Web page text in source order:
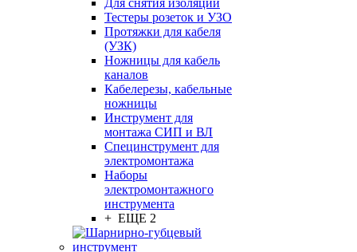
Для снятия изоляции
Тестеры розеток и УЗО
Протяжки для кабеля
(УЗК)
Ножницы для кабель
каналов
Кабелерезы, кабельные
ножницы
Инструмент для
монтажа СИП и ВЛ
Специнструмент для
электромонтажа
Наборы
электромонтажного
инструмента
+ ЕЩЕ 2